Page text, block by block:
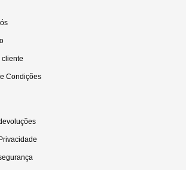
cliente
Condições